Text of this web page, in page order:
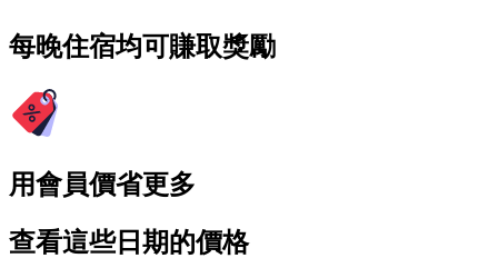
每晚住宿均可賺取獎勵
用會員價省更多
查看這些日期的價格